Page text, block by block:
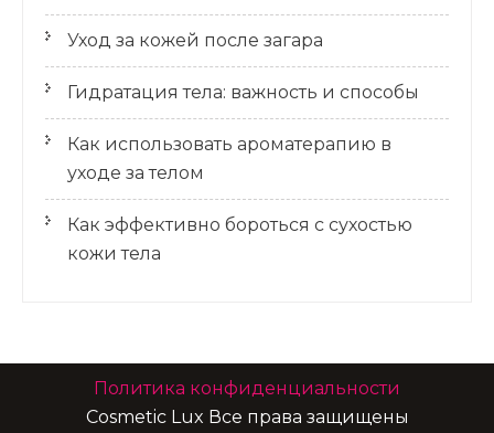
Уход за кожей после загара
Гидратация тела: важность и способы
Как использовать ароматерапию в
уходе за телом
Как эффективно бороться с сухостью
кожи тела
Политика конфиденциальности
Cosmetic Lux Все права защищены